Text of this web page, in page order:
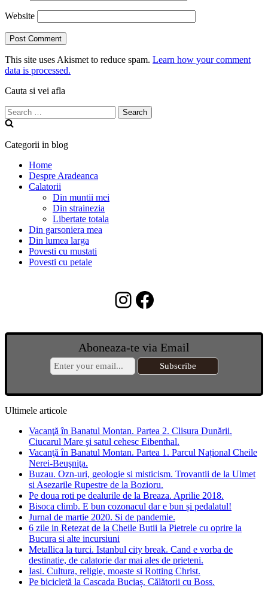
Website
This site uses Akismet to reduce spam. Learn how your comment
data is processed.
Cauta si vei afla
Search
for:
Categorii in blog
Home
Despre Aradeanca
Calatorii
Din muntii mei
Din strainezia
Libertate totala
Din garsoniera mea
Din lumea larga
Povesti cu mustati
Povesti cu petale
Instagram
Facebook
Aboneaza-te via Email
Ultimele articole
Vacanţă în Banatul Montan. Partea 2. Clisura Dunării.
Ciucarul Mare şi satul cehesc Eibenthal.
Vacanţă în Banatul Montan. Partea 1. Parcul Național Cheile
Nerei-Beuşniţa.
Buzau. Ozn-uri, geologie si misticism. Trovantii de la Ulmet
si Asezarile Rupestre de la Bozioru.
Pe doua roti pe dealurile de la Breaza. Aprilie 2018.
Bisoca climb. E bun cozonacul dar e bun și pedalatul!
Jurnal de martie 2020. Si de pandemie.
6 zile in Retezat de la Cheile Butii la Pietrele cu oprire la
Bucura si alte incursiuni
Metallica la turci. Istanbul city break. Cand e vorba de
destinatie, de calatorie dar mai ales de prieteni.
Iasi. Cultura, religie, moaste si Rotting Christ.
Pe bicicletă la Cascada Buciaș. Călătorii cu Boss.